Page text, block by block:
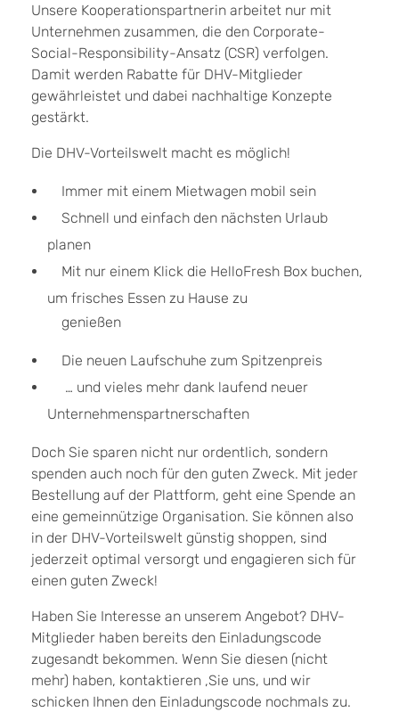
Unsere Kooperationspartnerin arbeitet nur mit
Unternehmen zusammen, die den Corporate-
Social-Responsibility-Ansatz (CSR) verfolgen.
Damit werden Rabatte für DHV-Mitglieder
gewährleistet und dabei nachhaltige Konzepte
gestärkt.
Die DHV-Vorteilswelt macht es möglich!
Immer mit einem Mietwagen mobil sein
Schnell und einfach den nächsten Urlaub
planen
Mit nur einem Klick die HelloFresh Box buchen,
um frisches Essen zu Hause zu
genießen
Die neuen Laufschuhe zum Spitzenpreis
… und vieles mehr dank laufend neuer
Unternehmenspartnerschaften
Doch Sie sparen nicht nur ordentlich, sondern
spenden auch noch für den guten Zweck. Mit jeder
Bestellung auf der Plattform, geht eine Spende an
eine gemeinnützige Organisation. Sie können also
in der DHV-Vorteilswelt günstig shoppen, sind
jederzeit optimal versorgt und engagieren sich für
einen guten Zweck!
Haben Sie Interesse an unserem Angebot? DHV-
Mitglieder haben bereits den Einladungscode
zugesandt bekommen. Wenn Sie diesen (nicht
mehr) haben, kontaktieren ‚Sie uns, und wir
schicken Ihnen den Einladungscode nochmals zu.